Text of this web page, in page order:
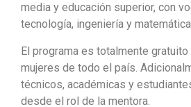
media y educación superior, con
tecnología, ingeniería y
El programa es totalmente
mujeres de todo el país.
técnicos, académicas y
desde el rol de la mentora.